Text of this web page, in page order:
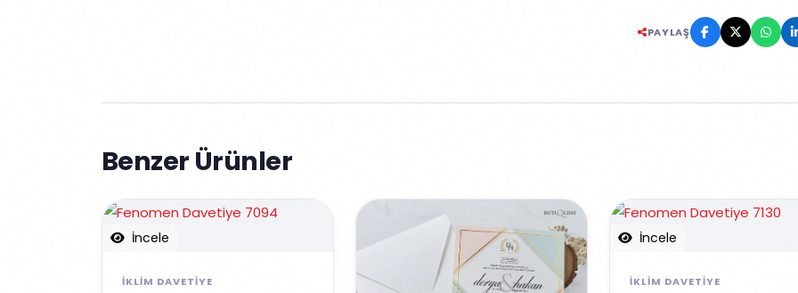
PAYLAŞ
Benzer Ürünler
İncele
İKLIM DAVETIYE
İncele
İKLIM DAVETIYE